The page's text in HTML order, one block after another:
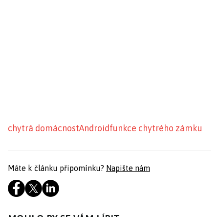
chytrá domácnostAndroidfunkce chytrého zámku
Máte k článku připomínku? Napište nám